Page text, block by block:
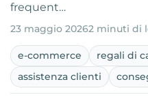
frequent…
23 maggio 20262 minuti di
e-commerce
regali di
assistenza clienti